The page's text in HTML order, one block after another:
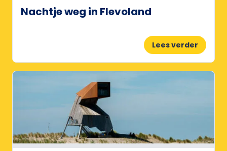
Nachtje weg in Flevoland
Lees verder